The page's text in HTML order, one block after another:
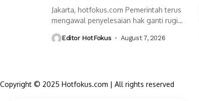
Jakarta, hotfokus.com Pemerintah terus
mengawal penyelesaian hak ganti rugi
Editor HotFokus August 7, 2026
Copyright © 2025 Hotfokus.com | All rights reserved